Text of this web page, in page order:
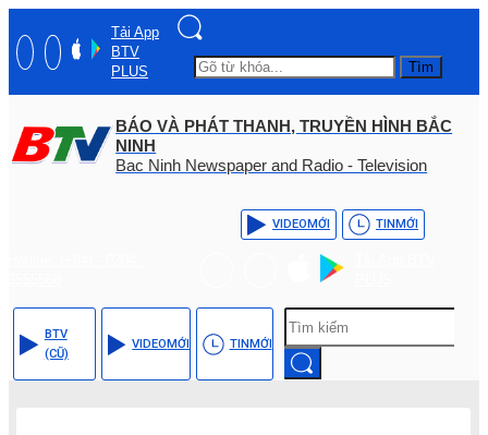
Tải App
BTV
PLUS
Tìm
BÁO VÀ PHÁT THANH, TRUYỀN HÌNH BẮC
NINH
Bac Ninh Newspaper and Radio - Television
VIDEOMỚI TINMỚI
BTV
(CŨ)
VIDEOMỚI TINMỚI